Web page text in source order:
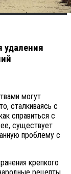
могут
сталкиваясь с
справиться с
существует
проблему с
крепкого